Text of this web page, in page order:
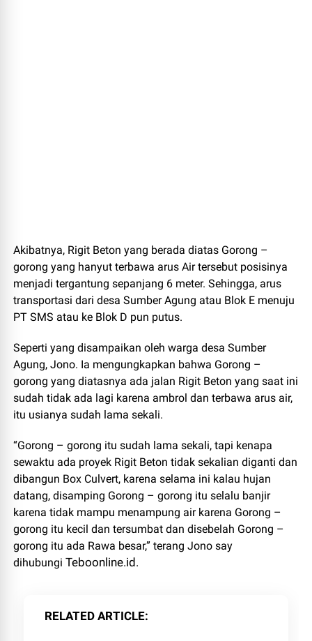
Akibatnya, Rigit Beton yang berada diatas Gorong –
gorong yang hanyut terbawa arus Air tersebut posisinya
menjadi tergantung sepanjang 6 meter. Sehingga, arus
transportasi dari desa Sumber Agung atau Blok E menuju
PT SMS atau ke Blok D pun putus.
Seperti yang disampaikan oleh warga desa Sumber
Agung, Jono. Ia mengungkapkan bahwa Gorong –
gorong yang diatasnya ada jalan Rigit Beton yang saat ini
sudah tidak ada lagi karena ambrol dan terbawa arus air,
itu usianya sudah lama sekali.
“Gorong – gorong itu sudah lama sekali, tapi kenapa
sewaktu ada proyek Rigit Beton tidak sekalian diganti dan
dibangun Box Culvert, karena selama ini kalau hujan
datang, disamping Gorong – gorong itu selalu banjir
karena tidak mampu menampung air karena Gorong –
gorong itu kecil dan tersumbat dan disebelah Gorong –
gorong itu ada Rawa besar,” terang Jono say
dihubungiTeboonline.id.
RELATED ARTICLE